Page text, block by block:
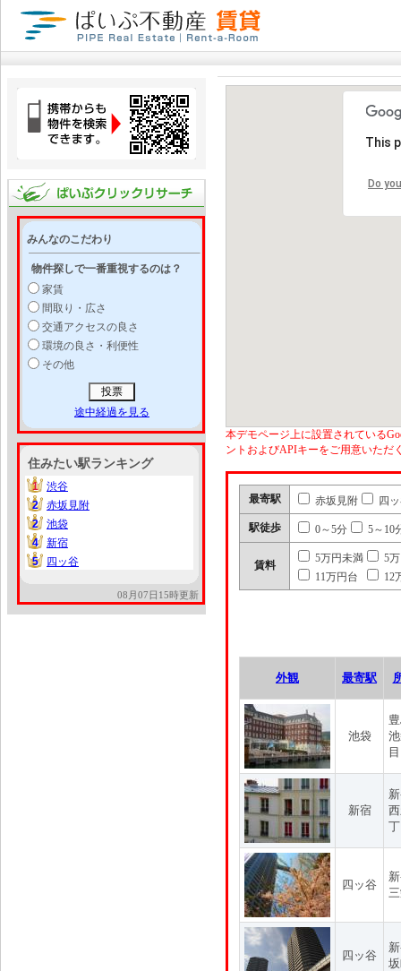
みんなのこだわり
物件探しで一番重視するのは？
家賃
間取り・広さ
交通アクセスの良さ
環境の良さ・利便性
その他
途中経過を見る
住みたい駅ランキング
1
1
渋谷
2
2
赤坂見附
2
2
池袋
4
4
新宿
5
5 四ッ谷
08月07日15時更新
This
Do
本デモページ上に設置されている
ントおよびAPIキーをご用意いただ
最寄駅 赤坂見附 四
駅徒歩 0～5分 5～10
賃料
5万円未満
5
11万円台
12
外観 最寄駅
池袋
新宿
四ッ谷
四ッ谷